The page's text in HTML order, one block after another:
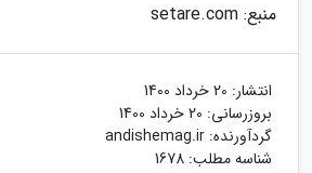
منبع: setare.com
انتشار: 20 خرداد 1400
بروزرسانی: 20 خرداد 1400
گردآورنده: andishemag.ir
شناسه مطلب: 1678